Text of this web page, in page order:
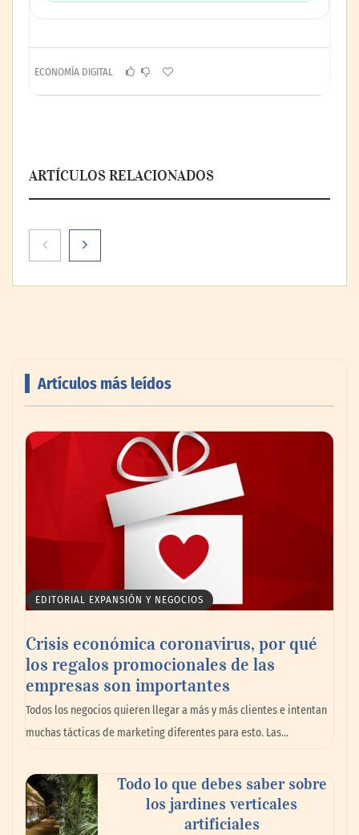
ECONOMÍA DIGITAL
ARTÍCULOS RELACIONADOS
pisos deportivos para gimnasios en México
La llanta más cara puede ser la que menos
cuesta: Michelin lo demuestra ante notario
público
Paso a paso: ¿cómo prepararse para la
transición a la jornada de 40 horas? Guía
InfoBlock
Artículos más leídos
EDITORIAL EXPANSIÓN Y NEGOCIOS
Crisis económica coronavirus, por qué
los regalos promocionales de las
empresas son importantes
Todos los negocios quieren llegar a más y más clientes e intentan
muchas tácticas de marketing diferentes para esto. Las…
Todo lo que debes saber sobre
los jardines verticales
artificiales